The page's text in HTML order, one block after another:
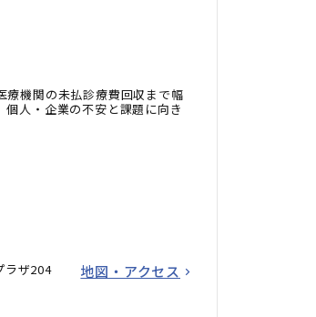
療機関の未払診療費回収まで幅
人・企業の不安と課題に向き
ラザ204 地図・アクセス